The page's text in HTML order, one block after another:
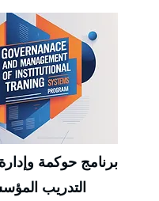
برنامج حوكمة
التدريب